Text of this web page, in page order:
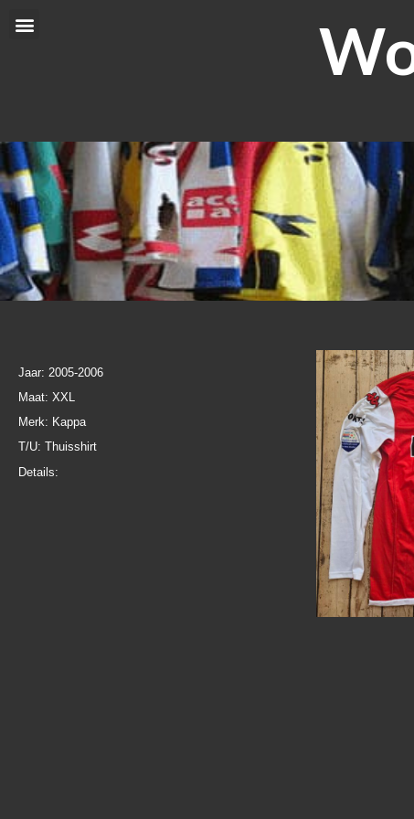
naarMenu
Jaar: 2005-2006
Maat: XXL
Merk: Kappa
T/U: Thuisshirt
Details: